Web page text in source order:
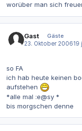
worüber man sich
Gast
Gäste
23. Oktober 200619 j
so FA
ich hab heute keinen
aufstehen
*alle mal :e@sy *
bis morgschen denne